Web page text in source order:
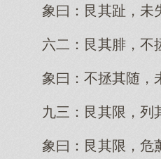
象曰：艮其趾，未
六二：艮其腓，不
象曰：不拯其随，
九三：艮其限，列
象曰：艮其限，